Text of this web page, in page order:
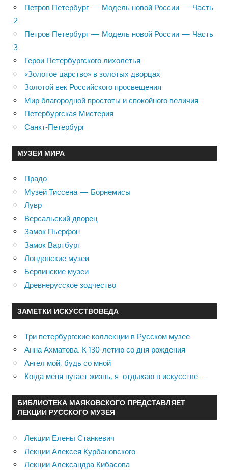
Петров Петербург — Модель новой России — Часть
2
Петров Петербург — Модель новой России — Часть
3
Герои Петербургского лихолетья
«Золотое царство» в золотых дворцах
Золотой век Российского просвещения
Мир благородной простоты и спокойного величия
Петербургская Мистерия
Санкт-Петербург
МУЗЕИ МИРА
Прадо
Музей Тиссена — Борнемисы
Лувр
Версальский дворец
Замок Пьерфон
Замок Вартбург
Лондонские музеи
Берлинские музеи
Древнерусское зодчество
ЗАМЕТКИ ИСКУССТВОВЕДА
Три петербургские коллекции в Русском музее
Анна Ахматова. К 130-летию со дня рождения
Ангел мой, будь со мной
Когда меня пугает жизнь, я отдыхаю в искусстве …
БИБЛИОТЕКА МАЯКОВСКОГО ПРЕДСТАВЛЯЕТ
ЛЕКЦИИ РУССКОГО МУЗЕЯ
Лекции Елены Станкевич
Лекции Алексея Курбановского
Лекции Александра Кибасова